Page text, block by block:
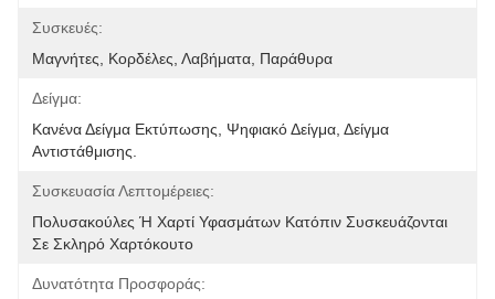
Συσκευές:
Μαγνήτες, Κορδέλες, Λαβήματα, Παράθυρα
Δείγμα:
Κανένα Δείγμα Εκτύπωσης, Ψηφιακό Δείγμα, Δείγμα
Αντιστάθμισης.
Συσκευασία Λεπτομέρειες:
Πολυσακούλες Ή Χαρτί Υφασμάτων Κατόπιν Συσκευάζονται
Σε Σκληρό Χαρτόκουτο
Δυνατότητα Προσφοράς: